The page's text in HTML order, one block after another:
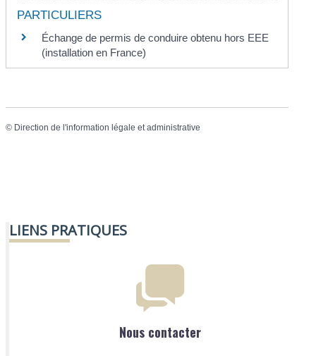
PARTICULIERS
Échange de permis de conduire obtenu hors EEE
(installation en France)
© Direction de l'information légale et administrative
LIENS PRATIQUES
Nous contacter